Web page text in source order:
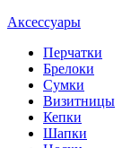
Аксессуары
Перчатки
Брелоки
Сумки
Визитницы
Кепки
Шапки